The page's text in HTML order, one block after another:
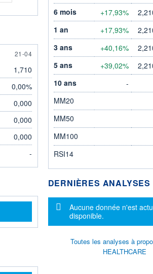
21 APRIL
21-04
1,710
0,00%
0,000
0,000
0,000
-
6 mois
+17,93%
1 an
+17,93%
3 ans
+40,16%
5 ans
+39,02%
10 ans
-
MM20
MM50
MM100
RSI14
DERNIÈRES ANALYSES
Message d'information
Aucune donnée n'est
disponible.
Toutes les analyses à
HEALTHCARE